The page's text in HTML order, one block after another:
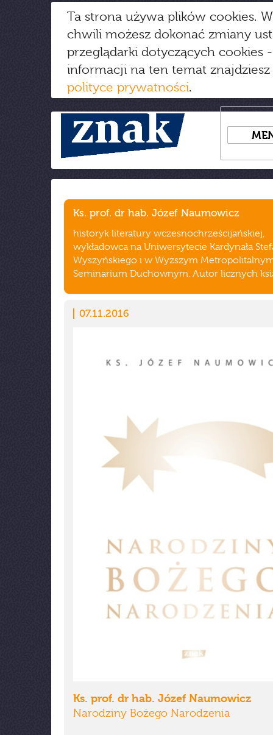
Ta strona używa plików cookies.
chwili możesz dokonać zmiany
przeglądarki dotyczących cookies
informacji na ten temat
polityce prywatności.
Ks. prof. dr hab. Józef Naumowicz
historyk literatury wczesnochrześcijańskiej,
wykładowca na Uniwersytecie Kardynała
Wyszyńskiego i w Wyższym
Seminarium Duchownym. Autor licznych
07.11.2016
Ks. prof. dr hab. Józef Naumowicz
Narodziny Bożego Narodzenia